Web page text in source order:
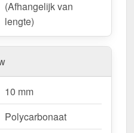
– Lichtstraat voor
– Natuurlijk licht &
– Robuust &
(Afhangelijk van
lengte)
10 mm
Polycarbonaat